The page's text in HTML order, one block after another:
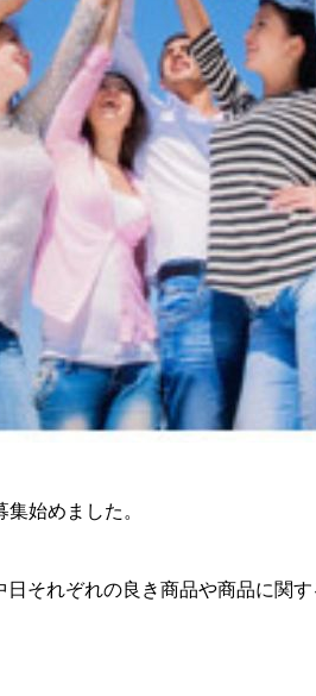
始めました。
それぞれの良き商品や商品に関